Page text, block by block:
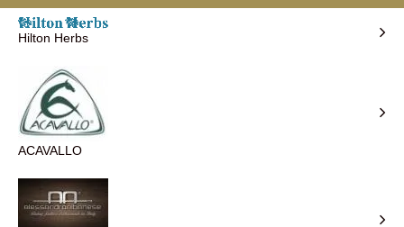
Hilton Herbs
ACAVALLO